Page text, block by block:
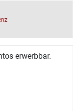
erwerbbar.